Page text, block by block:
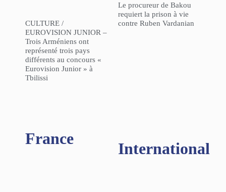
CULTURE /
EUROVISION JUNIOR –
Trois Arméniens ont
représenté trois pays
différents au concours «
Eurovision Junior » à
Tbilissi
Le procureur de Bakou
requiert la prison à vie
contre Ruben Vardanian
France
International